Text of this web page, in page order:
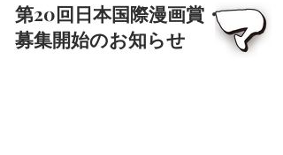
第20回日本国際漫画賞・
募集開始のお知らせ